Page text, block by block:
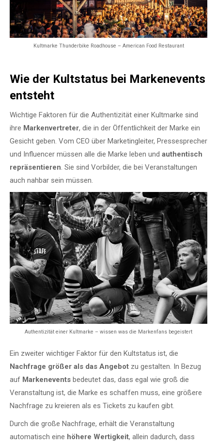
Kultmarke Thunderbike Roadhouse – American Food Restaurant
Wie der Kultstatus bei Markenevents
entsteht
Wichtige Faktoren für die Authentizität einer Kultmarke sind
ihre Markenvertreter, die in der Öffentlichkeit der Marke ein
Gesicht geben. Vom CEO über Marketingleiter, Pressesprecher
und Influencer müssen alle die Marke leben und authentisch
repräsentieren. Sie sind Vorbilder, die bei Veranstaltungen
auch nahbar sein müssen.
Authentizität einer Kultmarke – wissen was die Markenfans begeistert
Ein zweiter wichtiger Faktor für den Kultstatus ist, die
Nachfrage größer als das Angebot zu gestalten. In Bezug
auf Markenevents bedeutet das, dass egal wie groß die
Veranstaltung ist, die Marke es schaffen muss, eine größere
Nachfrage zu kreieren als es Tickets zu kaufen gibt.
Durch die große Nachfrage, erhält die Veranstaltung
automatisch eine höhere Wertigkeit, allein dadurch, dass